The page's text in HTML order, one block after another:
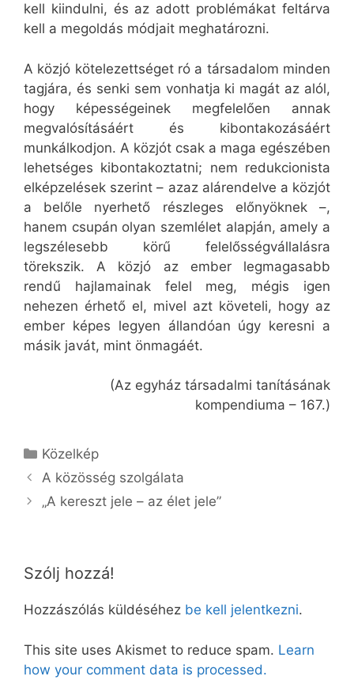
kell kiindulni, és az adott problémákat feltárva
kell a megoldás módjait meghatározni.
A közjó kötelezettséget ró a társadalom minden
tagjára, és senki sem vonhatja ki magát az alól,
hogy képességeinek megfelelően annak
megvalósításáért és kibontakozásáért
munkálkodjon. A közjót csak a maga egészében
lehetséges kibontakoztatni; nem redukcionista
elképzelések szerint – azaz alárendelve a közjót
a belőle nyerhető részleges előnyöknek –,
hanem csupán olyan szemlélet alapján, amely a
legszélesebb körű felelősségvállalásra
törekszik. A közjó az ember legmagasabb
rendű hajlamainak felel meg, mégis igen
nehezen érhető el, mivel azt követeli, hogy az
ember képes legyen állandóan úgy keresni a
másik javát, mint önmagáét.
(Az egyház társadalmi tanításának
kompendiuma – 167.)
Kategória
Közelkép
A közösség szolgálata
„A kereszt jele – az élet jele”
Szólj hozzá!
Hozzászólás küldéséhez be kell jelentkezni.
This site uses Akismet to reduce spam. Learn
how your comment data is processed.